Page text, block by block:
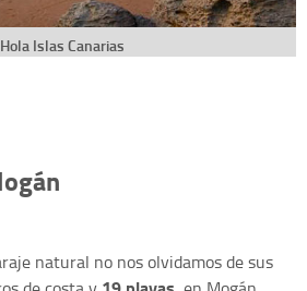
Hola Islas Canarias
natural no nos olvidamos de sus